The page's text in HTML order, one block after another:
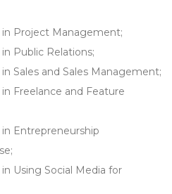
Project Management;
Public Relations;
Sales and Sales Management;
Freelance and Feature
Entrepreneurship
Using Social Media for